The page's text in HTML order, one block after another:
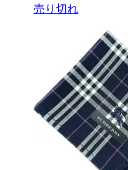
売り切れ